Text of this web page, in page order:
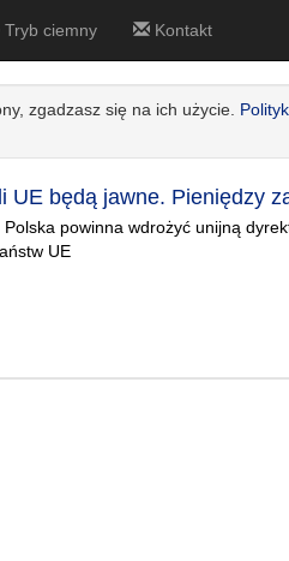
Tryb ciemny Kontakt
zgadzasz się na ich użycie.
UE będą jawne. Pieniędzy
powinna wdrożyć unijną
UE